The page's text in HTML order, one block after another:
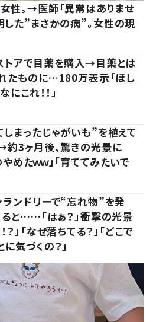
性。→医師「異常はありませ
た”まさかの病”。女性の現
トアで目薬を購入→目薬とは
たものに…180万表示「ほし
にこれ！！」
まったじゃがいも”を植えて
3ヶ月後、驚きの光景に
めたｗｗ」「育ててみたいで
ランドリーで“忘れ物”を発
ると……「はぁ？」衝撃の光景
？」「なぜ落ちてる？」「どこで
気づくの？」